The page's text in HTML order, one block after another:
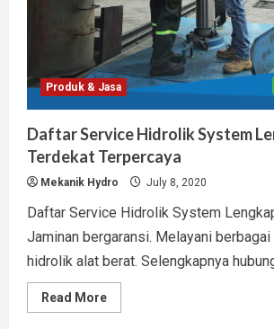
Produk & Jasa
Daftar Service Hidrolik System
Terdekat Terpercaya
Mekanik Hydro July 8, 2020
Daftar Service Hidrolik System
Jaminan bergaransi. Melayani
hidrolik alat berat. Selengkapnya
Read MoreRead
more